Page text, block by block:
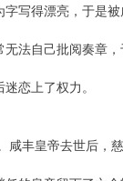
写得漂亮，于是被
法自己批阅奏章
恋上了权力。
丰皇帝去世后，